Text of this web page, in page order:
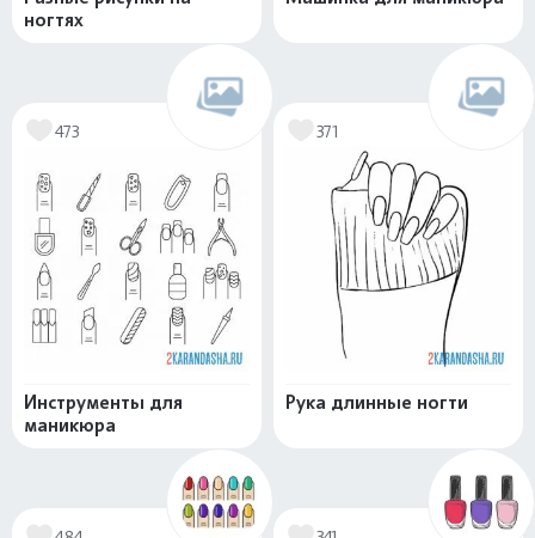
ногтях
473
Инструменты для
маникюра
371
Рука длинные ногти